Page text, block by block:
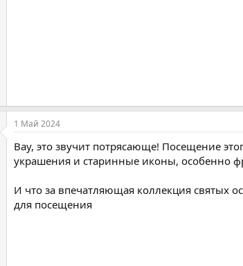
1 Май 2024
Вау, это звучит потрясающе! Посещение
украшения и старинные иконы, особенно
И что за впечатляющая коллекция святых
для посещения